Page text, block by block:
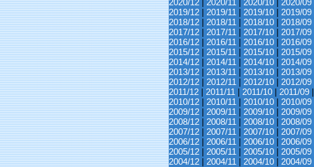
2020/12 | 2020/11 | 2020/10 | 2020/09
2019/12 | 2019/11 | 2019/10 | 2019/09
2018/12 | 2018/11 | 2018/10 | 2018/09
2017/12 | 2017/11 | 2017/10 | 2017/09
2016/12 | 2016/11 | 2016/10 | 2016/09
2015/12 | 2015/11 | 2015/10 | 2015/09
2014/12 | 2014/11 | 2014/10 | 2014/09
2013/12 | 2013/11 | 2013/10 | 2013/09
2012/12 | 2012/11 | 2012/10 | 2012/09
2011/12 | 2011/11 | 2011/10 | 2011/09 |
2010/12 | 2010/11 | 2010/10 | 2010/09
2009/12 | 2009/11 | 2009/10 | 2009/09
2008/12 | 2008/11 | 2008/10 | 2008/09
2007/12 | 2007/11 | 2007/10 | 2007/09
2006/12 | 2006/11 | 2006/10 | 2006/09
2005/12 | 2005/11 | 2005/10 | 2005/09
2004/12 | 2004/11 | 2004/10 | 2004/09